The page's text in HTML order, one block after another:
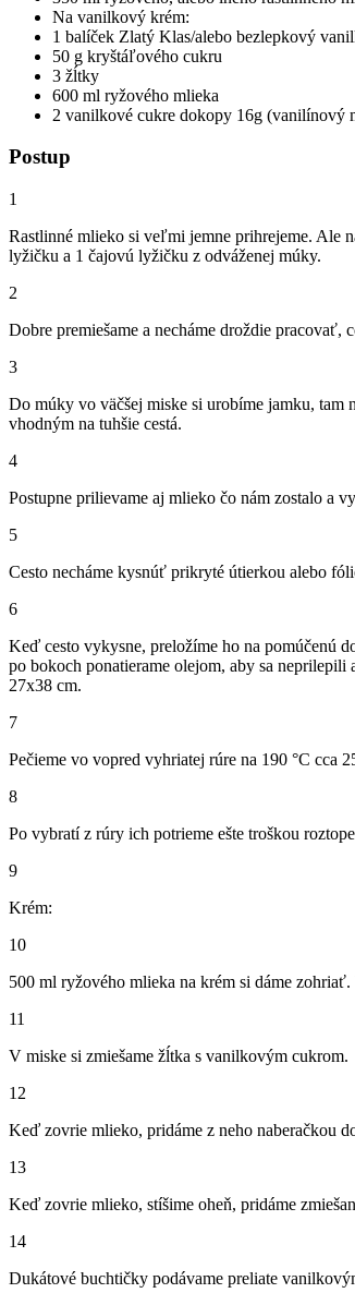
Na vanilkový krém:
1 balíček Zlatý Klas/alebo bezlepkový
50 g kryštáľového cukru
3 žĺtky
600 ml ryžového mlieka
2 vanilkové cukre dokopy 16g (vanilínový
Postup
1
Rastlinné mlieko si veľmi jemne prihrejeme. Ale
lyžičku a 1 čajovú lyžičku z odváženej múky.
2
Dobre premiešame a necháme droždie pracovať,
3
Do múky vo väčšej miske si urobíme jamku, tam
vhodným na tuhšie cestá.
4
Postupne prilievame aj mlieko čo nám zostalo a
5
Cesto necháme kysnúť prikryté útierkou alebo
6
Keď cesto vykysne, preložíme ho na pomúčenú
po bokoch ponatierame olejom, aby sa
27x38 cm.
7
Pečieme vo vopred vyhriatej rúre na 190 °C cca
8
Po vybratí z rúry ich potrieme ešte troškou
9
Krém:
10
500 ml ryžového mlieka na krém si dáme
11
V miske si zmiešame žĺtka s vanilkovým cukrom.
12
Keď zovrie mlieko, pridáme z neho naberačkou
13
Keď zovrie mlieko, stíšime oheň, pridáme
14
Dukátové buchtičky podávame preliate